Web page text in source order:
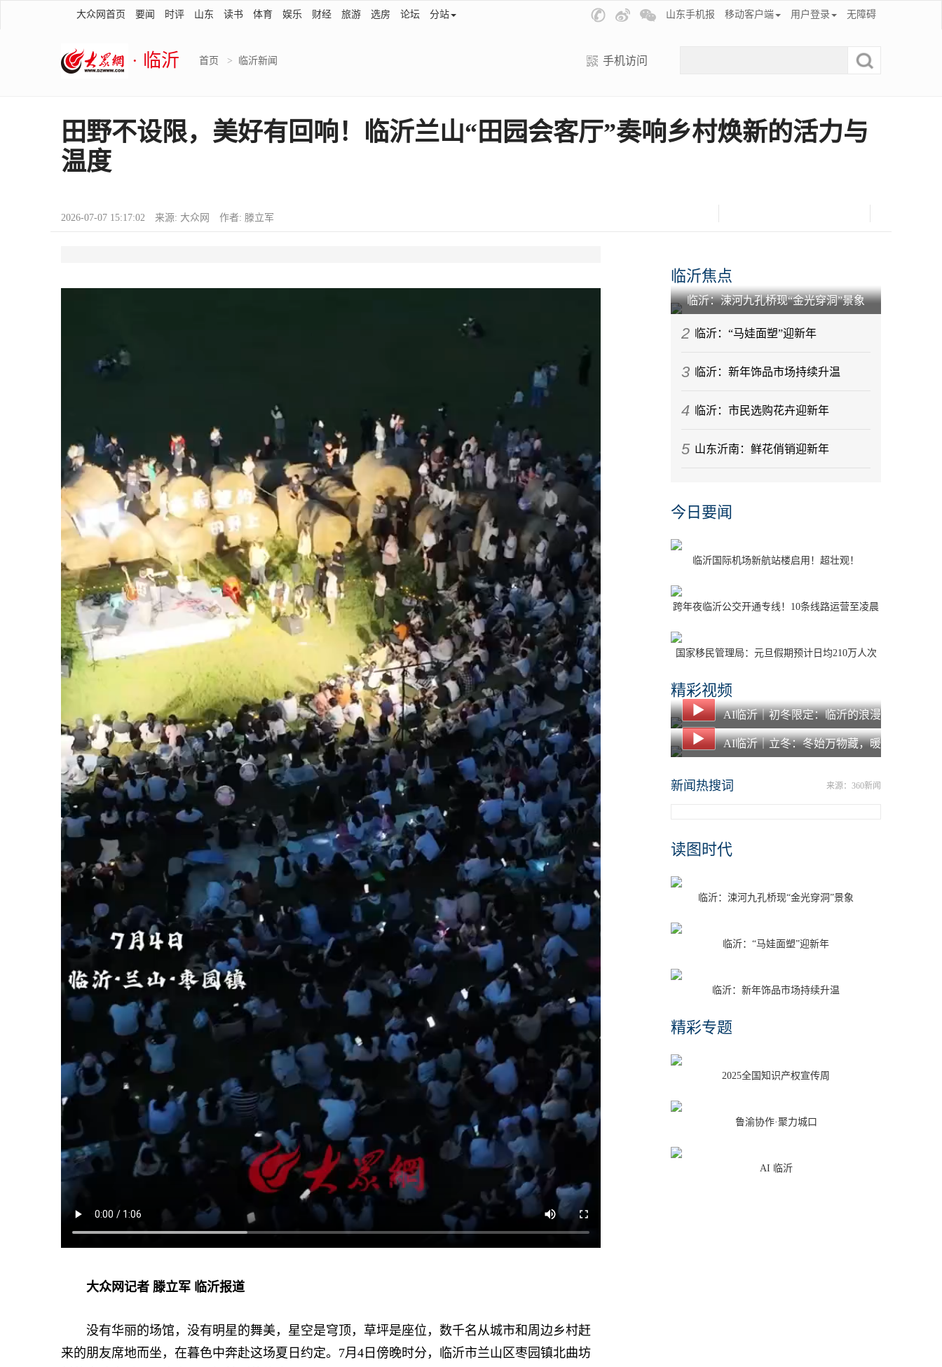
大众网首页 要闻 时评 山东 读书 体育 娱乐 财经 旅游 选房 论坛 分站 山东手机报 移动客户端 用户登录 无障碍
· 临沂 首页 > 临沂新闻 手机访问
田野不设限，美好有回响！临沂兰山“田园会客厅”奏响乡村焕新的活力与
温度
2026-07-07 15:17:02 来源: 大众网 作者: 滕立军
大众网记者 滕立军 临沂报道
没有华丽的场馆，没有明星的舞美，星空是穹顶，草坪是座位，数千名从城市和周边乡村赶
来的朋友席地而坐，在暮色中奔赴这场夏日约定。7月4日傍晚时分，临沂市兰山区枣园镇北曲坊
临沂焦点
临沂：涑河九孔桥现“金光穿洞”景象
2 临沂：“马娃面塑”迎新年
3 临沂：新年饰品市场持续升温
4 临沂：市民选购花卉迎新年
5 山东沂南：鲜花俏销迎新年
今日要闻
临沂国际机场新航站楼启用！超壮观！
跨年夜临沂公交开通专线！10条线路运营至凌晨
国家移民管理局：元旦假期预计日均210万人次
精彩视频
AI临沂｜初冬限定：临沂的浪漫
都藏在落叶里了
AI临沂｜立冬：冬始万物藏，暖
新闻热搜词 来源：360新闻
读图时代
临沂：涑河九孔桥现“金光穿洞”景象
临沂：“马娃面塑”迎新年
临沂：新年饰品市场持续升温
精彩专题
2025全国知识产权宣传周
鲁渝协作·聚力城口
AI 临沂